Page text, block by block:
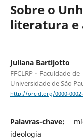
Sobre o
literatura e
Juliana Bartijotto
FFCLRP - Faculdade
Universidade de São
http://orcid.org/0000-0002-
Palavras-chave:
ideologia